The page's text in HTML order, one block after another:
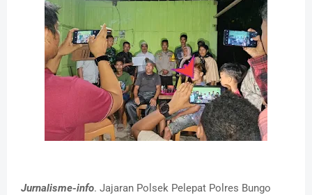
Jurnalisme-info. Jajaran Polsek Pelepat Polres Bungo